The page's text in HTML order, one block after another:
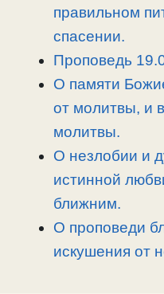
правильном
спасении.
Проповедь
О памяти
от молитвы, и
молитвы.
О незлобии и
истинной
ближним.
О проповеди
искушения от